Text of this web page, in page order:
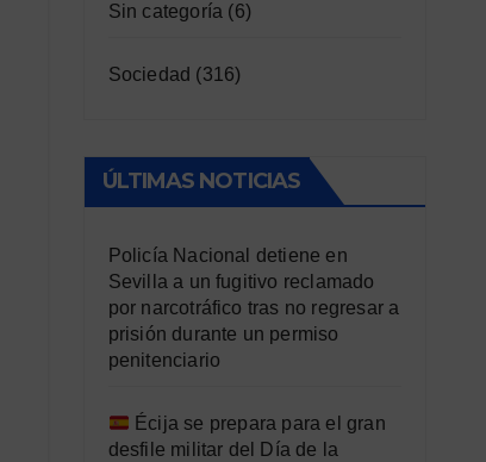
Sin categoría (6)
Sociedad (316)
ÚLTIMAS NOTICIAS
Policía Nacional detiene en
Sevilla a un fugitivo reclamado
por narcotráfico tras no regresar a
prisión durante un permiso
penitenciario
Écija se prepara para el gran
desfile militar del Día de la